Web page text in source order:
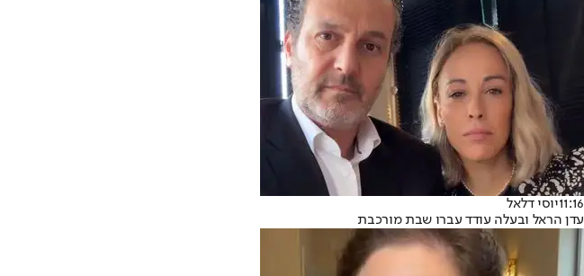
11:16יוסי דלאל
עדן הראל ובעלה עודד עברו שבת מורכבת